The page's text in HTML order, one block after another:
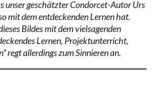
unser geschätzter Condorcet-Autor Urs
mit dem entdeckenden Lernen hat.
Bildes mit dem vielsagenden
Lernen, Projektunterricht,
regt allerdings zum Sinnieren an.